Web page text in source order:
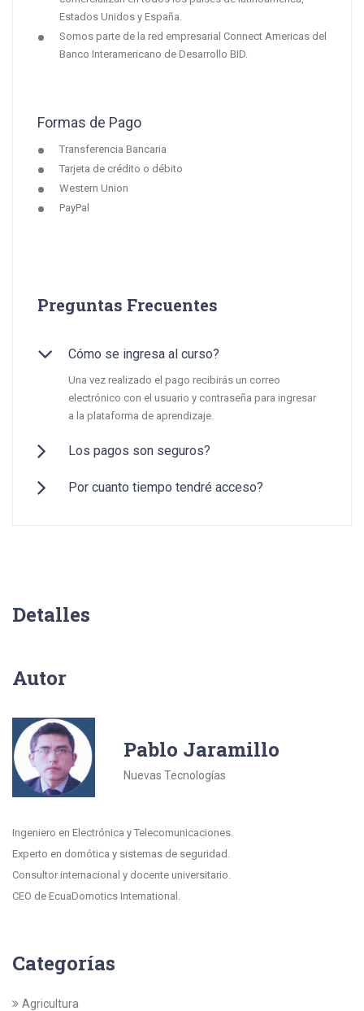
Estados Unidos y España.
Somos parte de la red empresarial Connect Americas del
Banco Interamericano de Desarrollo BID.
Formas de Pago
Transferencia Bancaria
Tarjeta de crédito o débito
Western Union
PayPal
Preguntas Frecuentes
Cómo se ingresa al curso?
Una vez realizado el pago recibirás un correo
electrónico con el usuario y contraseña para ingresar
a la plataforma de aprendizaje.
Los pagos son seguros?
que son 100% seguras.
Por cuanto tiempo tendré acceso?
Detalles
Autor
Pablo Jaramillo
Nuevas Tecnologías
Ingeniero en Electrónica y Telecomunicaciones.
Experto en domótica y sistemas de seguridad.
Consultor internacional y docente universitario.
CEO de EcuaDomotics International.
Categorías
Agricultura